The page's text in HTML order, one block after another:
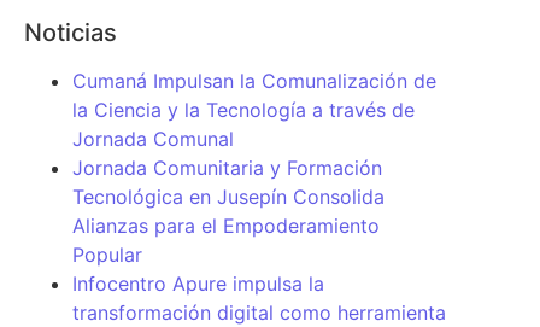
Noticias
Cumaná Impulsan la Comunalización de
la Ciencia y la Tecnología a través de
Jornada Comunal
Jornada Comunitaria y Formación
Tecnológica en Jusepín Consolida
Alianzas para el Empoderamiento
Popular
Infocentro Apure impulsa la
transformación digital como herramienta